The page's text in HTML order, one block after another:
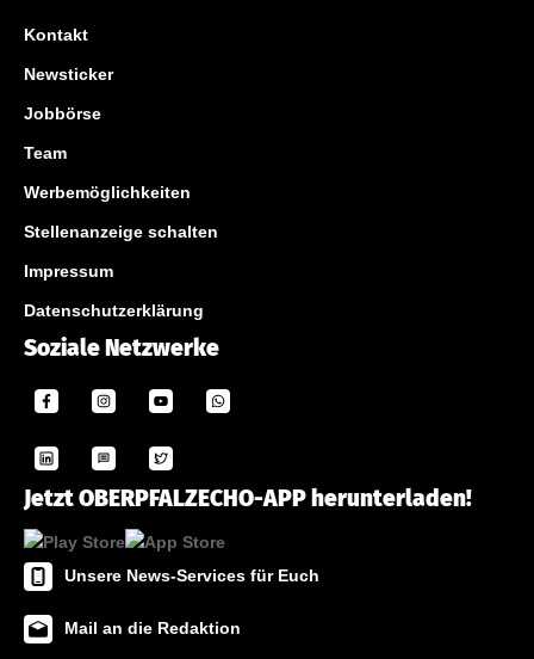
Kontakt
Newsticker
Jobbörse
Team
Werbemöglichkeiten
Stellenanzeige schalten
Impressum
Datenschutzerklärung
Soziale Netzwerke
Jetzt OBERPFALZECHO-APP herunterladen!
Unsere News-Services für Euch
Mail an die Redaktion